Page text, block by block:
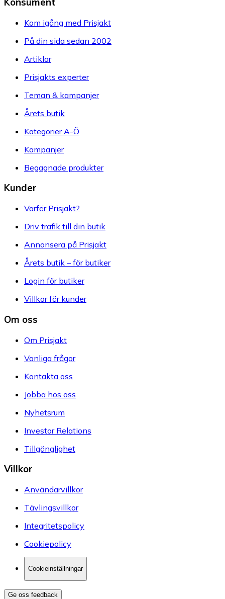
Kom igång med Prisjakt
På din sida sedan 2002
Artiklar
Prisjakts experter
Teman & kampanjer
Årets butik
Kategorier A-Ö
Kampanjer
Begagnade produkter
Kunder
Varför Prisjakt?
Driv trafik till din butik
Annonsera på Prisjakt
Årets butik – för butiker
Login för butiker
Villkor för kunder
Om oss
Om Prisjakt
Vanliga frågor
Kontakta oss
Jobba hos oss
Nyhetsrum
Investor Relations
Tillgänglighet
Villkor
Användarvillkor
Tävlingsvillkor
Integritetspolicy
Cookiepolicy
Cookieinställningar
Ge oss feedback